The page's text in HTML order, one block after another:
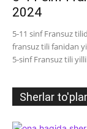
2024
5-11 sinf Fransuz
fransuz tili fanidan
5-sinf Fransuz tili
Sherlar